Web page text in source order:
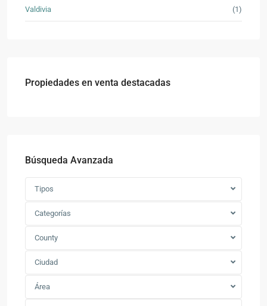
Valdivia (1)
Propiedades en venta destacadas
Búsqueda Avanzada
Tipos
Categorías
County
Ciudad
Área